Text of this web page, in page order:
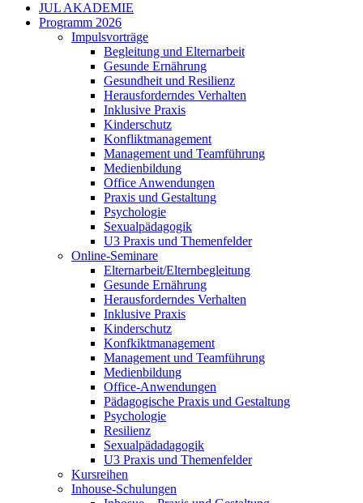
JUL AKADEMIE
Programm 2026
Impulsvorträge
Begleitung und Elternarbeit
Gesunde Ernährung
Gesundheit und Resilienz
Herausforderndes Verhalten
Inklusive Praxis
Kinderschutz
Konfliktmanagement
Management und Teamführung
Medienbildung
Office Anwendungen
Praxis und Gestaltung
Psychologie
Sexualpädagogik
U3 Praxis und Themenfelder
Online-Seminare
Elternarbeit/Elternbegleitung
Gesunde Ernährung
Herausforderndes Verhalten
Inklusive Praxis
Kinderschutz
Konfkiktmanagement
Management und Teamführung
Medienbildung
Office-Anwendungen
Pädagogische Praxis und Gestaltung
Psychologie
Resilienz
Sexualpädadagogik
U3 Praxis und Themenfelder
Kursreihen
Inhouse-Schulungen